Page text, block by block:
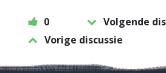
0
Volgende
Vorige discussie